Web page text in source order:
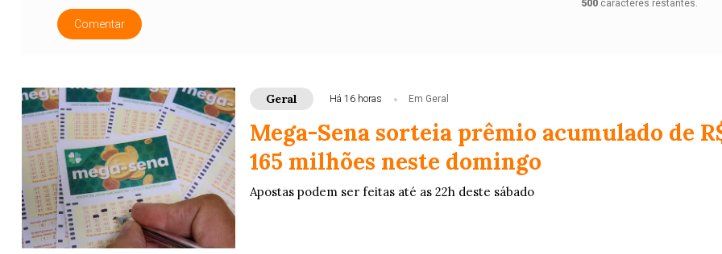
500caracteres restantes.
Comentar
Geral Há 16 horas Em Geral
Mega-Sena sorteia prêmio acumulado de
165 milhões neste domingo
Apostas podem ser feitas até as 22h deste sábado